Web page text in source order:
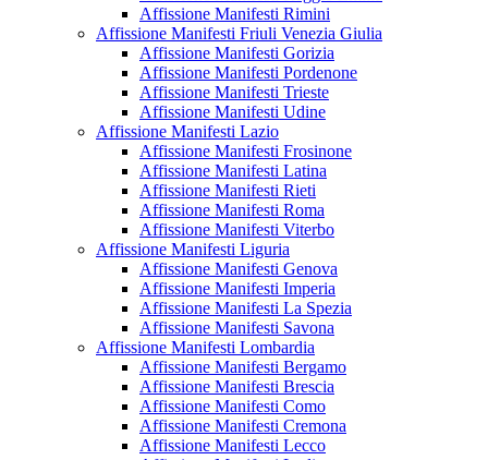
Affissione Manifesti Rimini
Affissione Manifesti Friuli Venezia Giulia
Affissione Manifesti Gorizia
Affissione Manifesti Pordenone
Affissione Manifesti Trieste
Affissione Manifesti Udine
Affissione Manifesti Lazio
Affissione Manifesti Frosinone
Affissione Manifesti Latina
Affissione Manifesti Rieti
Affissione Manifesti Roma
Affissione Manifesti Viterbo
Affissione Manifesti Liguria
Affissione Manifesti Genova
Affissione Manifesti Imperia
Affissione Manifesti La Spezia
Affissione Manifesti Savona
Affissione Manifesti Lombardia
Affissione Manifesti Bergamo
Affissione Manifesti Brescia
Affissione Manifesti Como
Affissione Manifesti Cremona
Affissione Manifesti Lecco